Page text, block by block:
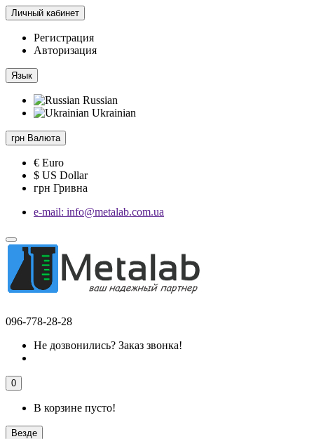
Личный кабинет
Регистрация
Авторизация
Язык
Russian
Ukrainian
грн Валюта
€ Euro
$ US Dollar
грн Гривна
e-mail: info@metalab.com.ua
096-778-28-28
Не дозвонились? Заказ звонка!
0
В корзине пусто!
Везде